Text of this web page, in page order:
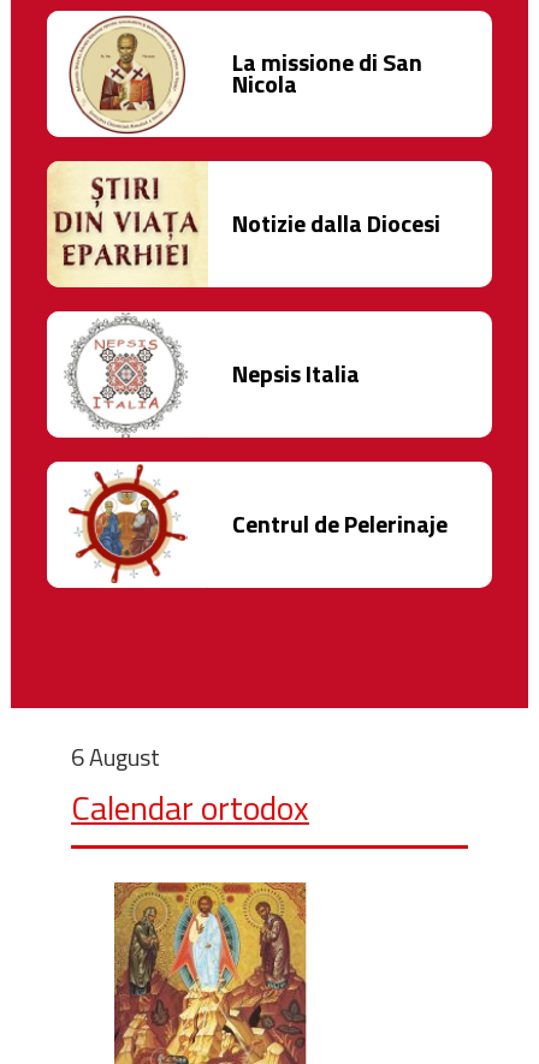
La missione di San
Nicola
Notizie dalla Diocesi
Nepsis Italia
Centrul de Pelerinaje
6 August
Calendar ortodox